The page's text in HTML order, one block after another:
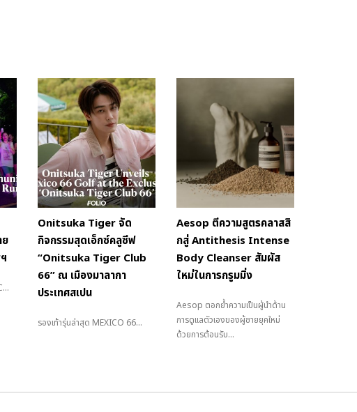
Onitsuka Tiger จัด
กิจกรรมสุดเอ็กซ์คลูซีฟ
“Onitsuka Tiger Club
66” ณ เมืองมาลากา
ประเทศสเปน
รองเท้ารุ่นล่าสุด MEXICO 66...
Aesop ตีความสูตรคลาสสิ
กสู่ Antithesis Intense
Body Cleanser สัมผัส
ใหม่ในการกรูมมิ่ง
Aesop ตอกย้ำความเป็นผู้นำด้าน
การดูแลตัวเองของผู้ชายยุคใหม่
ด้วยการต้อนรับ...